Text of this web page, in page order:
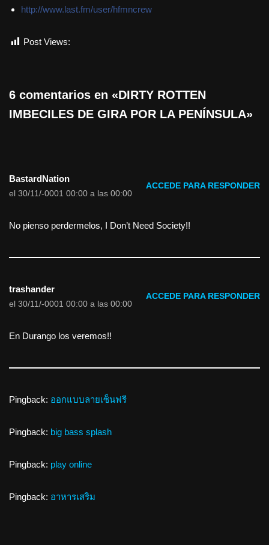
http://www.last.fm/user/hfmncrew
Post Views:
6 comentarios en «DIRTY ROTTEN
IMBECILES DE GIRA POR LA PENÍNSULA»
BastardNation
el 30/11/-0001 00:00 a las 00:00
ACCEDE PARA RESPONDER
No pienso perdermelos, I Don’t Need Society!!
trashander
el 30/11/-0001 00:00 a las 00:00
ACCEDE PARA RESPONDER
En Durango los veremos!!
Pingback: ออกแบบลายเซ็นฟรี
Pingback: big bass splash
Pingback: play online
Pingback: อาหารเสริม